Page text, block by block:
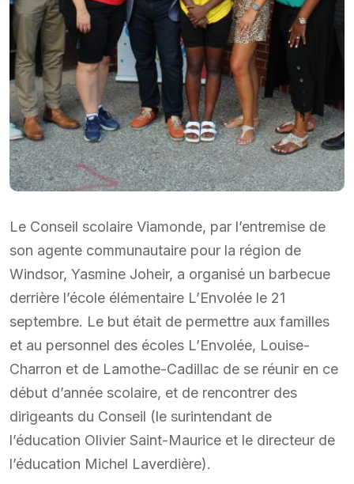
Le Conseil scolaire Viamonde, par l’entremise de
son agente communautaire pour la région de
Windsor, Yasmine Joheir, a organisé un barbecue
derrière l’école élémentaire L’Envolée le 21
septembre. Le but était de permettre aux familles
et au personnel des écoles L’Envolée, Louise-
Charron et de Lamothe-Cadillac de se réunir en ce
début d’année scolaire, et de rencontrer des
dirigeants du Conseil (le surintendant de
l’éducation Olivier Saint-Maurice et le directeur de
l’éducation Michel Laverdière).